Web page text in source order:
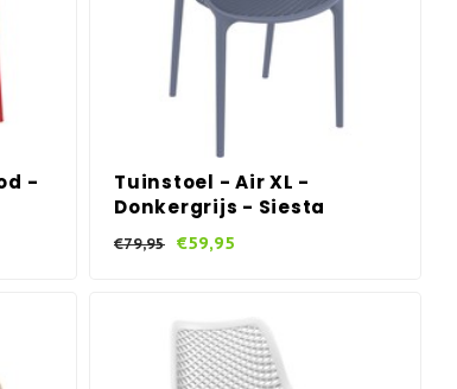
-
Tuinstoel - Air XL -
Donkergrijs - Siesta
€79,95 €59,95